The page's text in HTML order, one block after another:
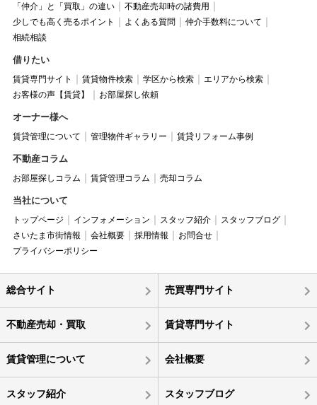
「仲介」と「買取」の違い
不動産売却時の諸費用
少しでも高く売るポイント
よくある質問
仲介手数料について
相続相談
借りたい
賃貸専門サイト 賃貸物件検索 学区から検索
エリアから検索
お客様の声【賃貸】
お部屋探し依頼
オーナー様へ
賃貸管理について 管理物件ギャラリー 賃貸リフォーム事例
不動産コラム
お部屋探しコラム 賃貸管理コラム 売却コラム
当社について
トップページ インフォメーション スタッフ紹介
スタッフブログ
さいたま市街情報
会社概要 採用情報
お問合せ
プライバシーポリシー
総合サイト 売買専門サイト
不動産売却・買取 賃貸専門サイト
賃貸管理について 会社概要
スタッフ紹介 スタッフブログ